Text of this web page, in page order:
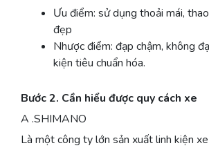
Ưu điểm: sử dụng thoải mái,
đẹp
Nhược điểm: đạp chậm, không
kiện tiêu chuẩn hóa.
Bước 2. Cần hiểu được quy cách xe
A .SHIMANO
Là một công ty lớn sản xuất linh kiện